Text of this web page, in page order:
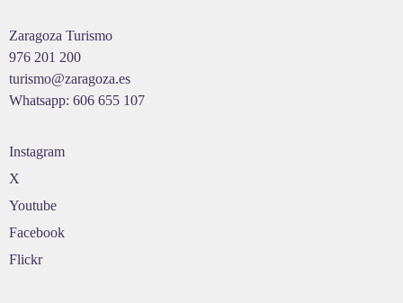
Zaragoza Turismo
976 201 200
turismo@zaragoza.es
Whatsapp: 606 655 107
Instagram
X
Youtube
Facebook
Flickr